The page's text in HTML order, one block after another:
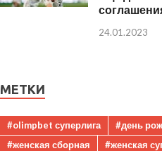
24.01.2023
МЕТКИ
#olimpbet суперлига
#день
#женская сборная
#женская